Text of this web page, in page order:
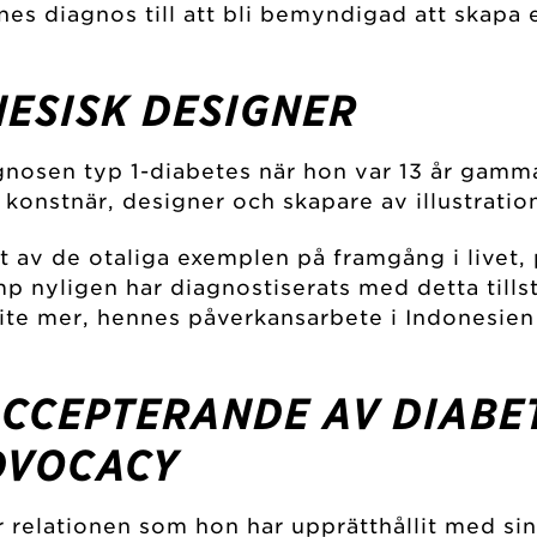
diagnos till att bli bemyndigad att skapa
DESIGNER
typ 1-diabetes när hon var 13 år
designer och skapare av
de otaliga exemplen på framgång i
nyligen har diagnostiserats med detta
mer, hennes påverkansarbete i
AV
relationen som hon har upprätthållit med